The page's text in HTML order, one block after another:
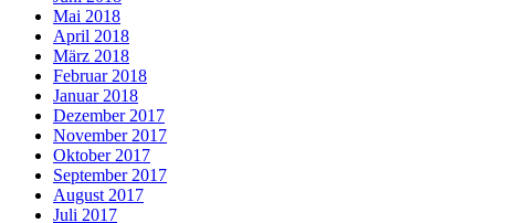
Mai 2018
April 2018
März 2018
Februar 2018
Januar 2018
Dezember 2017
November 2017
Oktober 2017
September 2017
August 2017
Juli 2017